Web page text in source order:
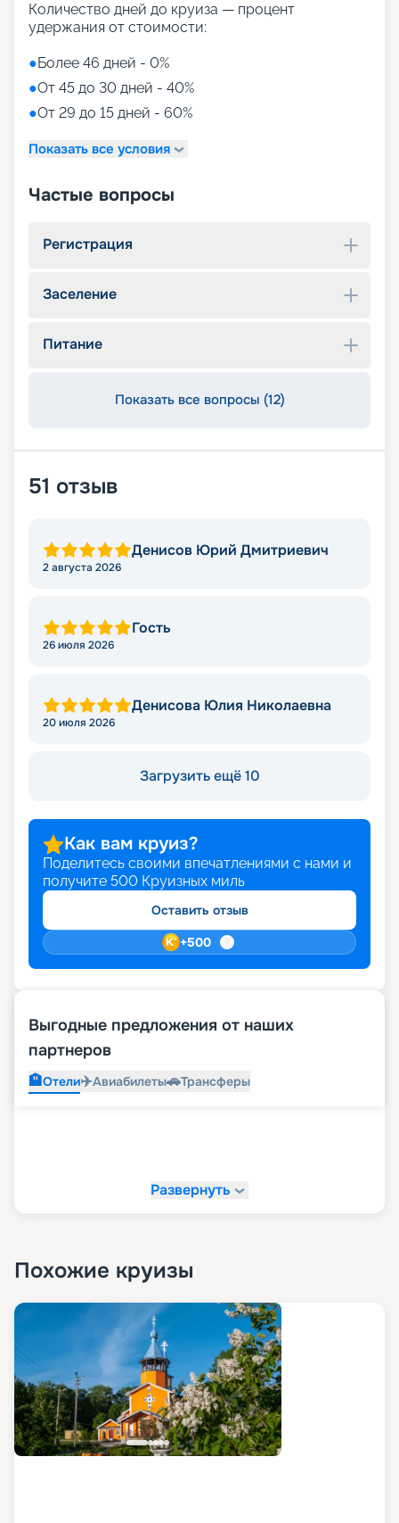
Количество дней до круиза — процент
удержания от стоимости:
●Более 46 дней - 0%
●От 45 до 30 дней - 40%
●От 29 до 15 дней - 60%
Показать все условия
Частые вопросы
Регистрация
Заселение
Питание
Показать все вопросы (12)
51 отзыв
Денисов Юрий Дмитриевич
2 августа 2026
Гость
26 июля 2026
Денисова Юлия Николаевна
20 июля 2026
Загрузить ещё 10
Как вам круиз?
Поделитесь своими впечатлениями с нами и
получите 500 Круизных миль
Оставить отзыв
+500
Выгодные предложения от наших
партнеров
🏨Отели✈️Авиабилеты🚗Трансферы
Развернуть
Похожие круизы